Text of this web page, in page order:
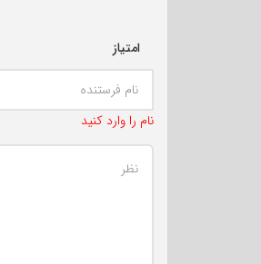
امتیاز
نام را وارد کنید